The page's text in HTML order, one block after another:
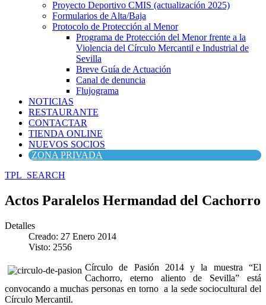
Proyecto Deportivo CMIS (actualización 2025)
Formularios de Alta/Baja
Protocolo de Protección al Menor
Programa de Protección del Menor frente a la
Violencia del Círculo Mercantil e Industrial de
Sevilla
Breve Guía de Actuación
Canal de denuncia
Flujograma
NOTICIAS
RESTAURANTE
CONTACTAR
TIENDA ONLINE
NUEVOS SOCIOS
ZONA PRIVADA
TPL_SEARCH
Actos Paralelos Hermandad del Cachorro
Detalles
Creado: 27 Enero 2014
Visto: 2556
Círculo de Pasión 2014 y la muestra “El
Cachorro, eterno aliento de Sevilla” está
convocando a muchas personas en torno a la sede sociocultural del
Círculo Mercantil.